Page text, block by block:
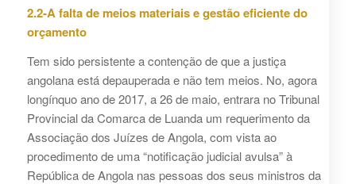
2.2-A falta de meios materiais e gestão eficiente do
orçamento
Tem sido persistente a contenção de que a justiça
angolana está depauperada e não tem meios. No, agora
longínquo ano de 2017, a 26 de maio, entrara no Tribunal
Provincial da Comarca de Luanda um requerimento da
Associação dos Juízes de Angola, com vista ao
procedimento de uma “notificação judicial avulsa” à
República de Angola nas pessoas dos seus ministros da